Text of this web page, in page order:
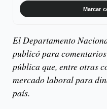
Marcar
El Departamento
publicó para
pública que, entre otras
mercado laboral para
país.